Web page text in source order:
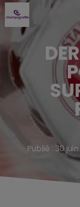
Publié : 30